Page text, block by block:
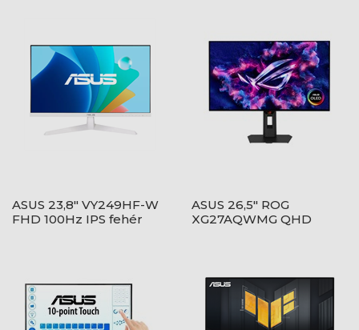
ASUS 23,8" VY249HF-W
FHD 100Hz IPS fehér
ASUS 26,5" ROG
XG27AQWMG QHD